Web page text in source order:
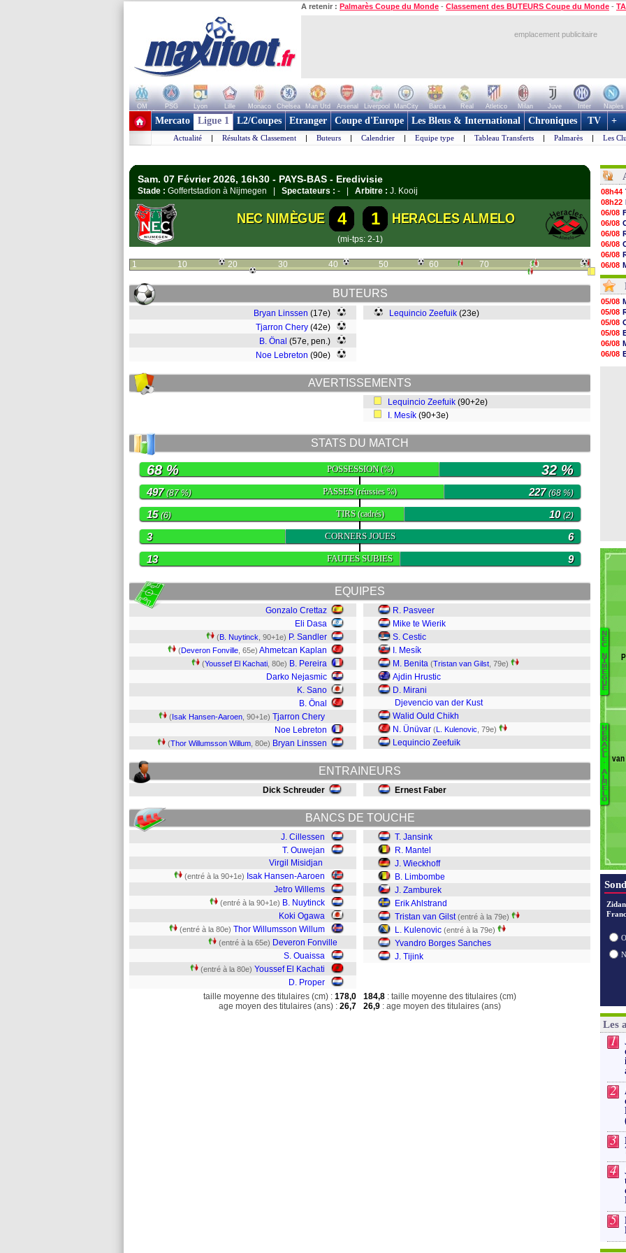
A retenir : Palmarès Coupe du Monde - Classement des BUTEURS Coupe du Monde -
emplacement publicitaire
OM PSG Lyon Lille Monaco Chelsea Man Utd Arsenal Liverpool ManCity Barca Real Atletico Milan Juve Inter Naples
+ de clubs
Mercato Ligue 1 L2/Coupes Etranger Coupe d'Europe Les Bleus & International Chroniques TV +
Actualité | Résultats & Classement | Buteurs | Calendrier | Equipe type | Tableau Transferts | Palmarès | Les
Sam. 07 Février 2026, 16h30 - PAYS-BAS - Eredivisie
Stade : Goffertstadion à Nijmegen | Spectateurs : - | Arbitre : J. Kooij
NEC NIMÈGUE 4 1 HERACLES ALMELO
(mi-tps: 2-1)
1 10 20 30 40 50 60 70 80 90
BUTEURS
Bryan Linssen (17e)
Tjarron Chery (42e)
B. Önal (57e, pen.)
Noe Lebreton (90e)
Lequincio Zeefuik (23e)
AVERTISSEMENTS
Lequincio Zeefuik (90+2e)
I. Mesík (90+3e)
STATS DU MATCH
POSSESSION(%)
68 % 32 %
PASSES(réussies %)
497(87 %) 227(68 %)
TIRS(cadrés)
15(6) 10(2)
CORNERS JOUES
3 6
FAUTES SUBIES
13 9
EQUIPES
Gonzalo Crettaz
Eli Dasa
(B. Nuytinck , 90+1e) P. Sandler
(Deveron Fonville , 65e) Ahmetcan Kaplan
(Youssef El Kachati , 80e) B. Pereira
Darko Nejasmic
K. Sano
B. Önal
(Isak Hansen-Aaroen , 90+1e) Tjarron Chery
Noe Lebreton
(Thor Willumsson Willum , 80e) Bryan Linssen
R. Pasveer
Mike te Wierik
S. Cestic
I. Mesík
M. Benita (Tristan van Gilst , 79e)
Ajdin Hrustic
D. Mirani
Djevencio van der Kust
Walid Ould Chikh
N. Ünüvar (L. Kulenovic , 79e)
Lequincio Zeefuik
ENTRAINEURS
Dick Schreuder Ernest Faber
BANCS DE TOUCHE
J. Cillessen
T. Ouwejan
Virgil Misidjan
(entré à la 90+1e) Isak Hansen-Aaroen
Jetro Willems
(entré à la 90+1e) B. Nuytinck
Koki Ogawa
(entré à la 80e) Thor Willumsson Willum
(entré à la 65e) Deveron Fonville
S. Ouaissa
(entré à la 80e) Youssef El Kachati
D. Proper
T. Jansink
R. Mantel
J. Wieckhoff
B. Limbombe
J. Zamburek
Erik Ahlstrand
Tristan van Gilst (entré à la 79e)
L. Kulenovic (entré à la 79e)
Yvandro Borges Sanches
J. Tijink
taille moyenne des titulaires (cm) : 178,0
age moyen des titulaires (ans) : 26,7
184,8 : taille moyenne des titulaires (cm)
26,9 : age moyen des titulaires (ans)
08h44
08h22
06/08
06/08
06/08
06/08
06/08
06/08
06/08
06/08
06/08
06/08
06/08
06/08
06/08
06/08
06/08
05/08
05/08
05/08
05/08
06/08
06/08
N
E
C
N
I
M
È
G
U
E
H
E
R
A
C
L
.
A
L
M
E
L
O
Les
1
2
3
4
5